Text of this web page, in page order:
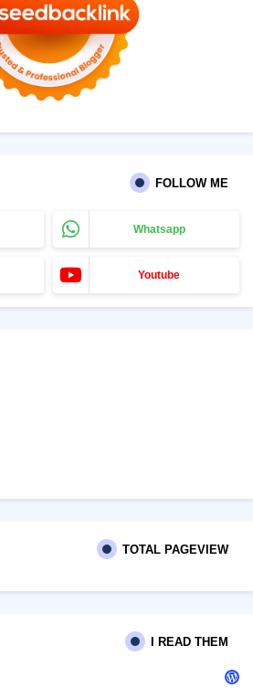
FOLLOW ME
Whatsapp
Youtube
TOTAL PAGEVIEW
I READ THEM